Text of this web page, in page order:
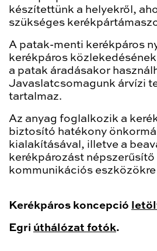
készítettünk a helyekről,
szükséges
A patak-menti kerékpáros
kerékpáros
a patak áradásakor
Javaslatcsomagunk árvízi
tartalmaz.
Az anyag foglalkozik a
biztosító hatékony
kialakításával, illetve a
kerékpározást
kommunikációs eszközökre
Kerékpáros koncepció
Egri úthálózat fotók.